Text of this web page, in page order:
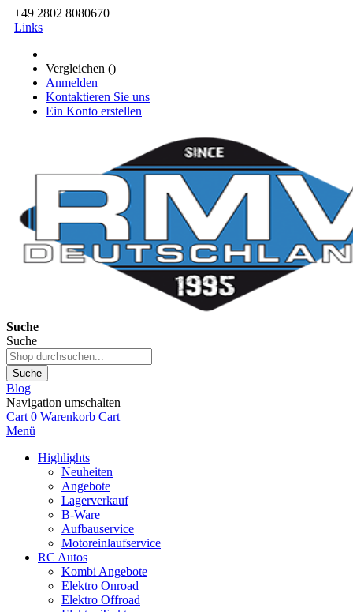
+49 2802 8080670
Links
Vergleichen ()
Anmelden
Kontaktieren Sie uns
Ein Konto erstellen
Suche
Suche
Suche
Blog
Navigation umschalten
Cart 0 Warenkorb Cart
Menü
Highlights
Neuheiten
Angebote
Lagerverkauf
B-Ware
Aufbauservice
Motoreinlaufservice
RC Autos
Kombi Angebote
Elektro Onroad
Elektro Offroad